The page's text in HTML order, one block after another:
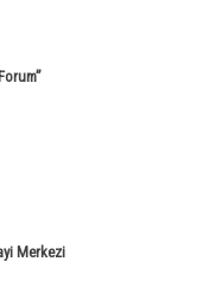
Merkezi